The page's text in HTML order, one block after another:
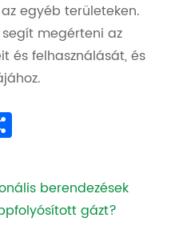
egyéb területeken.
megérteni az
és felhasználását, és
berendezések
gázt?